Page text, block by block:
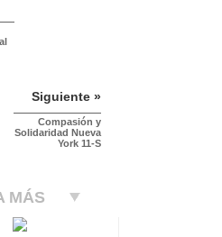
Siguiente »
Compasión y
Solidaridad Nueva
York 11-S
MÁS